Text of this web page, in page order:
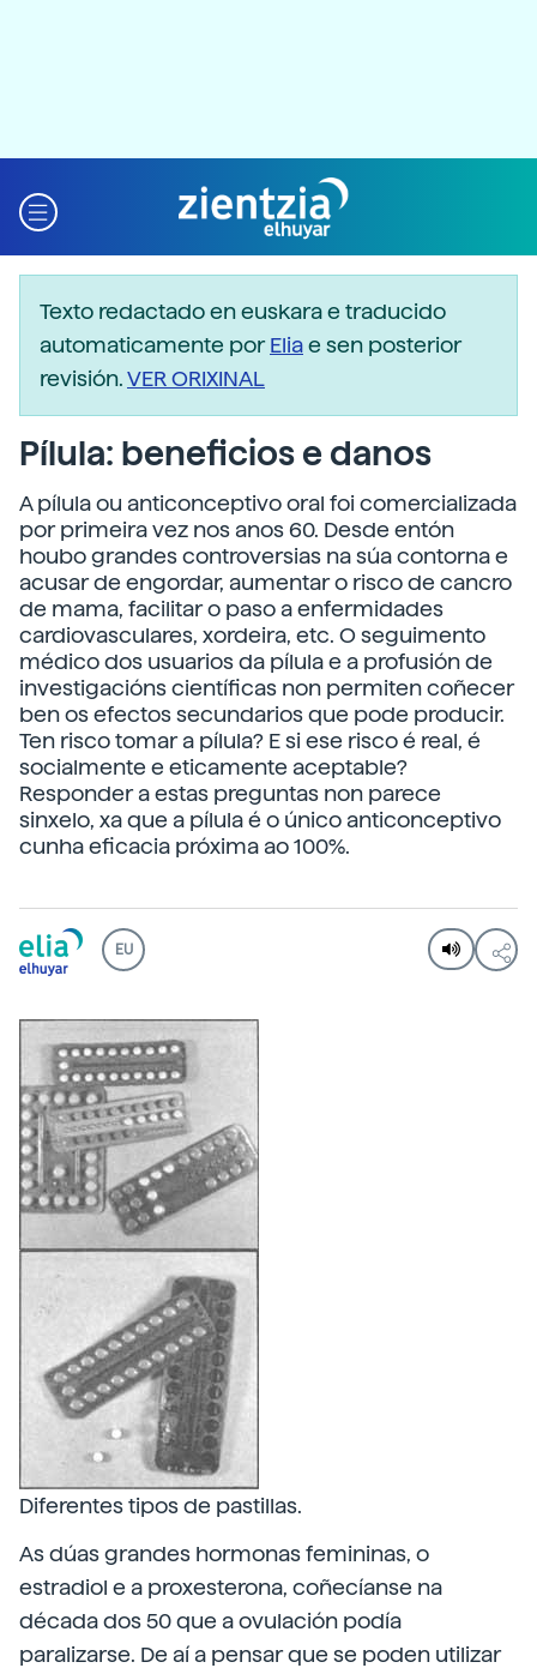
Texto redactado en euskara e traducido
automaticamente porEliae sen posterior
revisión.VER ORIXINAL
Pílula: beneficios e danos
A pílula ou anticonceptivo oral foi comercializada
por primeira vez nos anos 60. Desde entón
houbo grandes controversias na súa contorna e
acusar de engordar, aumentar o risco de cancro
de mama, facilitar o paso a enfermidades
cardiovasculares, xordeira, etc. O seguimento
médico dos usuarios da pílula e a profusión de
investigacións científicas non permiten coñecer
ben os efectos secundarios que pode producir.
Ten risco tomar a pílula? E si ese risco é real, é
socialmente e eticamente aceptable?
Responder a estas preguntas non parece
sinxelo, xa que a pílula é o único anticonceptivo
cunha eficacia próxima ao 100%.
EU
Diferentes tipos de pastillas.
As dúas grandes hormonas femininas, o
estradiol e a proxesterona, coñecíanse na
década dos 50 que a ovulación podía
paralizarse. De aí a pensar que se poden utilizar